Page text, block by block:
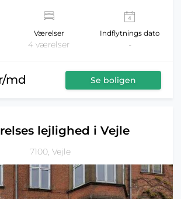
Værelser
4 værelser
Indflytnings dato
-
md Se boligen
lejlighed i Vejle
7100, Vejle